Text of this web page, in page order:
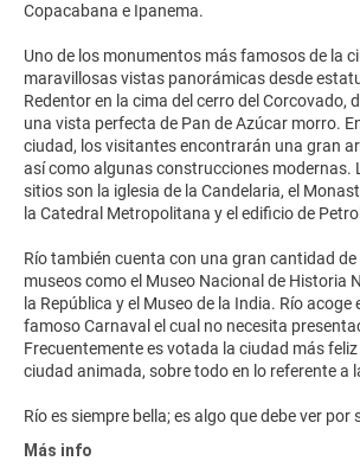
Copacabana e Ipanema.
Uno de los monumentos más famosos de la
maravillosas vistas panorámicas desde
Redentor en la cima del cerro del Corcovado,
una vista perfecta de Pan de Azúcar morro.
ciudad, los visitantes encontrarán una gran
así como algunas construcciones modernas.
sitios son la iglesia de la Candelaria, el
la Catedral Metropolitana y el edificio de
Río también cuenta con una gran cantidad
museos como el Museo Nacional de Historia
la República y el Museo de la India. Río
famoso Carnaval el cual no necesita
Frecuentemente es votada la ciudad más
ciudad animada, sobre todo en lo referente a
Río es siempre bella; es algo que debe ver por
Más info